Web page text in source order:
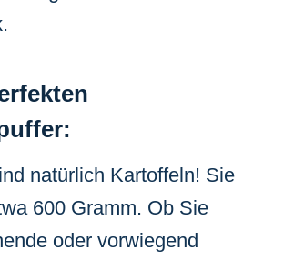
natürlich Kartoffeln! Sie
600 Gramm. Ob Sie
oder vorwiegend